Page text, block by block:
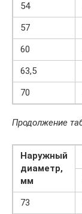
54
57
60
63,5
70
Продолжение
Наружный
диаметр,
мм
73